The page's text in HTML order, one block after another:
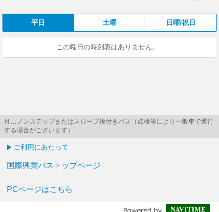
平日 土曜 日曜/祝日
この曜日の時刻表はありません。
Ｎ…ノンステップまたはスロープ板付きバス（点検等により一般車で運行
する場合がございます）
ご利用にあたって
国際興業バストップページ
PCページはこちら